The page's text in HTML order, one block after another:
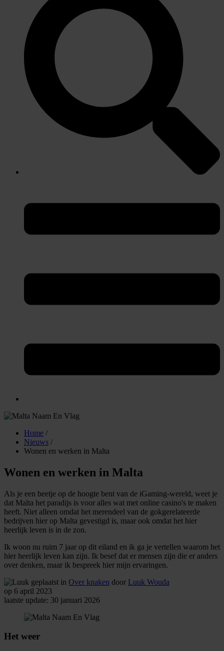
Home /
Nieuws /
Wonen en werken in Malta
Wonen en werken in Malta
Als je een beetje op de hoogte bent van de iGaming-wereld, weet je
dat Malta het paradijs is voor alles wat met online casino's te maken
heeft. Niet alleen omdat het merendeel van de gokgerelateerde
bedrijven hier op Malta gevestigd is, maar ook omdat het hier
heerlijk leven is in de zon.
Ik woon nu ruim 7 jaar op dit eiland en ik ga je vertellen waarom het
hier heerlijk leven kan zijn. Ik besef dat er mensen zijn die er anders
over denken, maar ik bespreek hier mijn ervaringen.
geplaatst in Over knaken door Luuk Wouda
op 6 april 2023
laatste update: 30 januari 2026
Het weer